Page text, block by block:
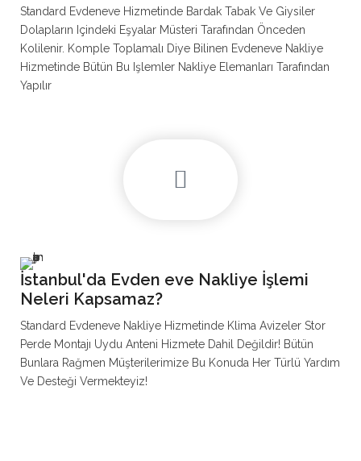
Standard Evdeneve Hizmetinde Bardak Tabak Ve Giysiler
Dolapların Içindeki Eşyalar Müsteri Tarafından Önceden
Kolilenir. Komple Toplamalı Diye Bilinen Evdeneve Nakliye
Hizmetinde Bütün Bu Işlemler Nakliye Elemanları Tarafından
Yapılır
İstanbul'da Evden eve Nakliye İşlemi
Neleri Kapsamaz?
Standard Evdeneve Nakliye Hizmetinde Klima Avizeler Stor
Perde Montajı Uydu Anteni Hizmete Dahil Değildir! Bütün
Bunlara Rağmen Müşterilerimize Bu Konuda Her Türlü Yardım
Ve Desteği Vermekteyiz!